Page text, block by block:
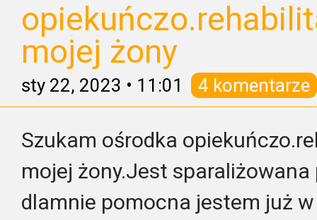
mojej żony
sty 22, 2023 • 11:01 4 komentarze
Szukam ośrodka
mojej żony.Jest
dlamnie pomocna jestem już w